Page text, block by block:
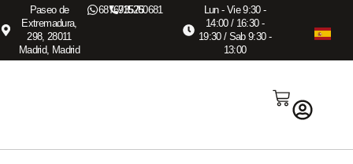
Paseo de
Extremadura,
298, 28011
Madrid, Madrid
687673575
915260681
Lun - Vie 9:30 -
14:00 / 16:30 -
19:30 / Sab 9:30 -
13:00